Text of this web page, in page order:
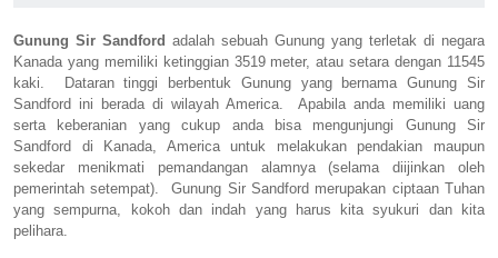
Gunung Sir Sandford adalah sebuah Gunung yang terletak di negara
Kanada yang memiliki ketinggian 3519 meter, atau setara dengan 11545
kaki. Dataran tinggi berbentuk Gunung yang bernama Gunung Sir
Sandford ini berada di wilayah America. Apabila anda memiliki uang
serta keberanian yang cukup anda bisa mengunjungi Gunung Sir
Sandford di Kanada, America untuk melakukan pendakian maupun
sekedar menikmati pemandangan alamnya (selama diijinkan oleh
pemerintah setempat). Gunung Sir Sandford merupakan ciptaan Tuhan
yang sempurna, kokoh dan indah yang harus kita syukuri dan kita
pelihara.